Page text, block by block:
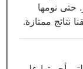
حتى نومها
نتائج ممتازة.